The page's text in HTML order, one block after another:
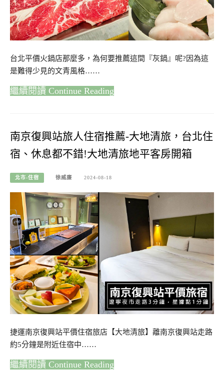
台北平價火鍋店那麼多，為何要推薦這間『灰鍋』呢?因為這
是難得少見的文青風格……
Continue Reading
南京復興站旅人住宿推薦-大地清旅，台北住
宿、休息都不錯!大地清旅地平客房開箱
北市-住宿 徐威廉 2024-08-18
捷運南京復興站平價住宿旅店【大地清旅】離南京復興站走路
約5分鐘是附近住宿中……
Continue Reading